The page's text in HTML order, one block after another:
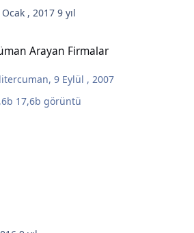
Ocak , 20179 yıl
Arayan Firmalar
,9 Eylül , 2007
17,6b görüntü